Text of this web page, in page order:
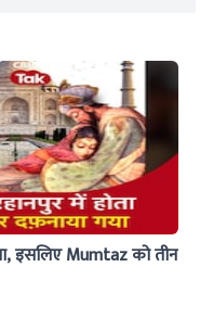
इसलिए Mumtaz को तीन